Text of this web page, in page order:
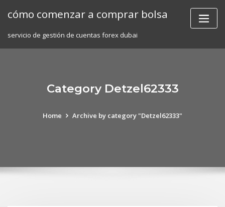
cómo comenzar a comprar bolsa
servicio de gestión de cuentas forex dubai
Category Detzel62333
Home Archive by category "Detzel62333"